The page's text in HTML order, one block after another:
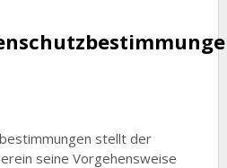
stellt der
seine Vorgehensweise